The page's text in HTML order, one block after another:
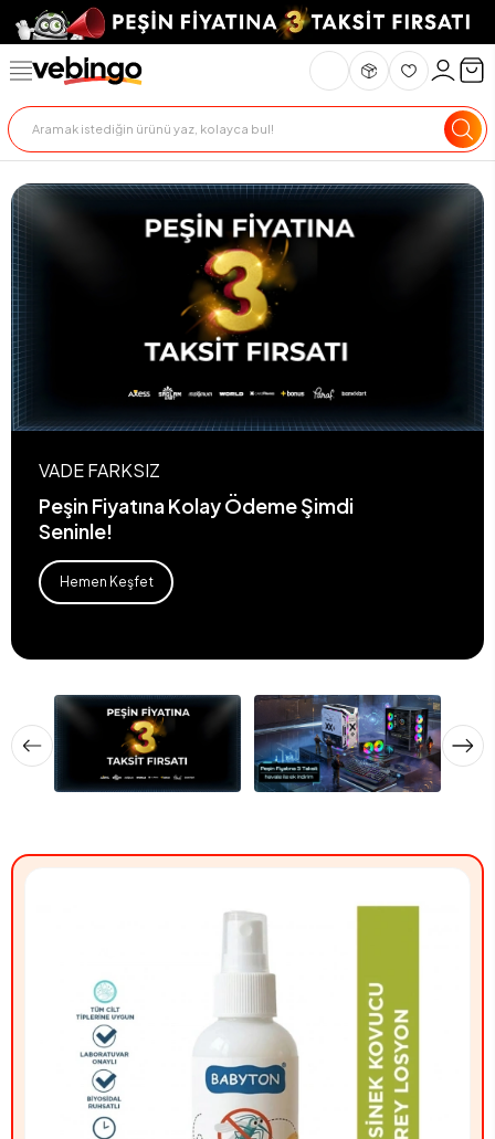
VADE FARKSIZ
Peşin Fiyatına Kolay Ödeme Şimdi
Seninle!
Hemen Keşfet